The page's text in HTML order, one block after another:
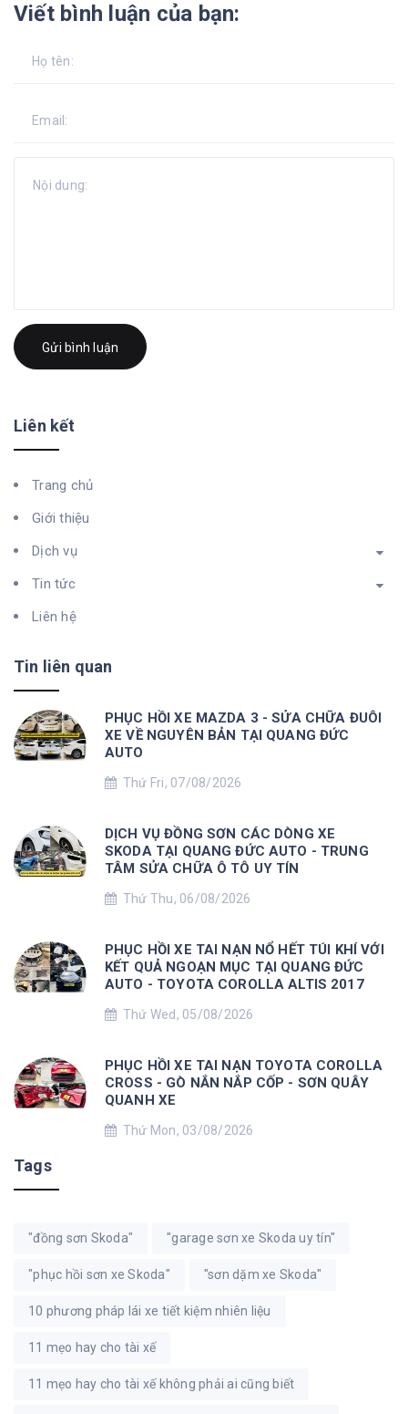
Viết bình luận của bạn:
Gửi bình luận
Liên kết
Trang chủ
Giới thiệu
Dịch vụ
Tin tức
Liên hệ
Tin liên quan
PHỤC HỒI XE MAZDA 3 - SỬA CHỮA ĐUÔI
XE VỀ NGUYÊN BẢN TẠI QUANG ĐỨC
AUTO
Thứ Fri, 07/08/2026
DỊCH VỤ ĐỒNG SƠN CÁC DÒNG XE
SKODA TẠI QUANG ĐỨC AUTO - TRUNG
TÂM SỬA CHỮA Ô TÔ UY TÍN
Thứ Thu, 06/08/2026
PHỤC HỒI XE TAI NẠN NỔ HẾT TÚI KHÍ VỚI
KẾT QUẢ NGOẠN MỤC TẠI QUANG ĐỨC
AUTO - TOYOTA COROLLA ALTIS 2017
Thứ Wed, 05/08/2026
PHỤC HỒI XE TAI NẠN TOYOTA COROLLA
CROSS - GÒ NẮN NẮP CỐP - SƠN QUÂY
QUANH XE
Thứ Mon, 03/08/2026
Tags
"đồng sơn Skoda" "garage sơn xe Skoda uy tín"
"phục hồi sơn xe Skoda" "sơn dặm xe Skoda"
10 phương pháp lái xe tiết kiệm nhiên liệu
11 mẹo hay cho tài xế
11 mẹo hay cho tài xế không phải ai cũng biết